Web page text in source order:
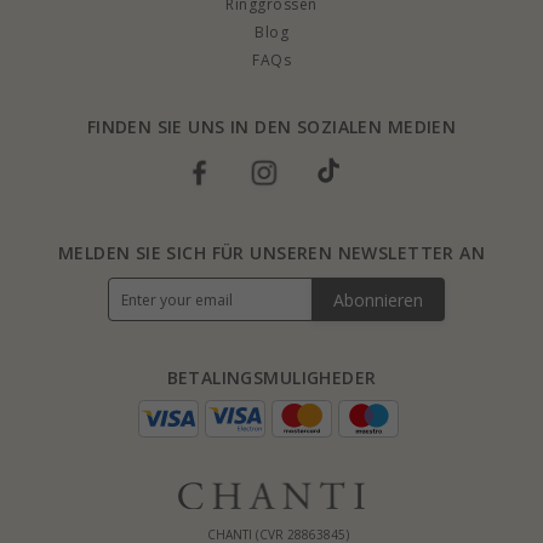
Ringgrössen
Blog
FAQs
FINDEN SIE UNS IN DEN SOZIALEN MEDIEN
CHANTI (CVR 28863845)
BETALINGSMULIGHEDER
MELDEN SIE SICH FÜR UNSEREN NEWSLETTER AN
Abonnieren